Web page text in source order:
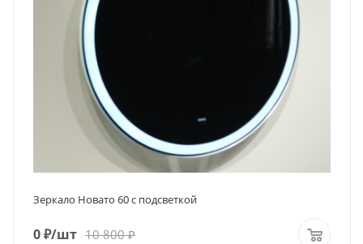
Зеркало Новато 60 с подсветкой
0₽/шт 10 800₽